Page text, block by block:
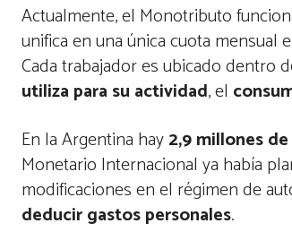
Actualmente, el Monotributo
unifica en una única cuota mensual
Cada trabajador es ubicado dentro
utiliza para su actividad, el
En la Argentina hay2,9 millones
Monetario Internacional ya había
modificaciones en el régimen de
deducir gastos personales.